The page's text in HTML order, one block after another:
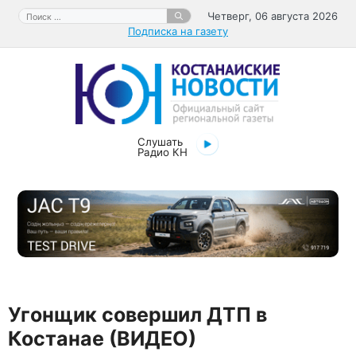
Перейти
содержимому
Поиск:
Четверг, 06 августа 2026
Подписка на газету
Слушать
Радио КН
Угонщик совершил ДТП в
Костанае (ВИДЕО)